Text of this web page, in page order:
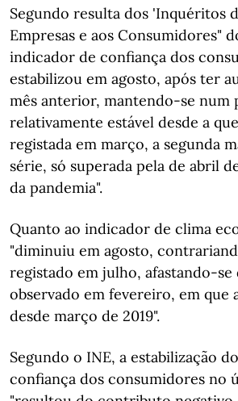
Segundo resulta dos 'Inquéritos
Empresas e aos Consumidores"
indicador de confiança dos
estabilizou em agosto, após ter
mês anterior, mantendo-se num
relativamente estável desde a
registada em março, a segunda
série, só superada pela de abril
da pandemia".
Quanto ao indicador de clima
"diminuiu em agosto,
registado em julho, afastando-se
observado em fevereiro, em que
desde março de 2019".
Segundo o INE, a estabilização
confiança dos consumidores no